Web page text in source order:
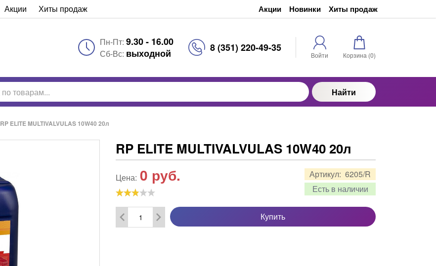
Акции Хиты продаж Акции Новинки Хиты продаж
Пн-Пт: 9.30 - 16.00
Сб-Вс: выходной 8 (351) 220-49-35
Войти Корзина (0)
Найти
RP ELITE MULTIVALVULAS 10W40 20л
RP ELITE MULTIVALVULAS 10W40 20л
Артикул: 6205/R
Есть в наличии
Цена: 0 руб.
Купить